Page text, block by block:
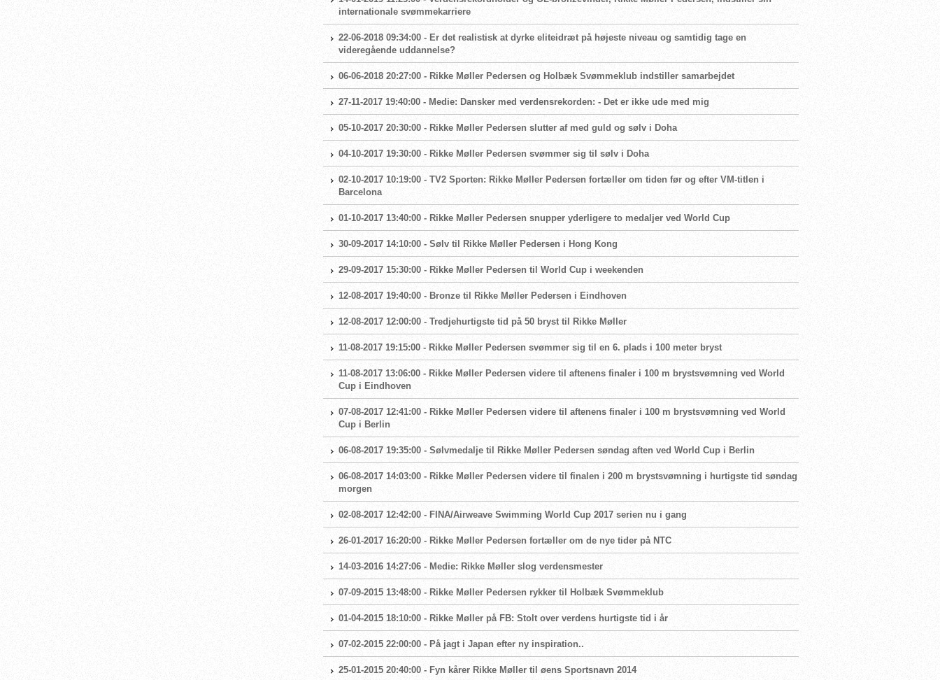
internationale svømmekarriere
22-06-2018 09:34:00 - Er det realistisk at dyrke eliteidræt på højeste niveau og samtidig tage en
videregående uddannelse?
06-06-2018 20:27:00 - Rikke Møller Pedersen og Holbæk Svømmeklub indstiller samarbejdet
27-11-2017 19:40:00 - Medie: Dansker med verdensrekorden: - Det er ikke ude med mig
05-10-2017 20:30:00 - Rikke Møller Pedersen slutter af med guld og sølv i Doha
04-10-2017 19:30:00 - Rikke Møller Pedersen svømmer sig til sølv i Doha
02-10-2017 10:19:00 - TV2 Sporten: Rikke Møller Pedersen fortæller om tiden før og efter VM-titlen i
Barcelona
01-10-2017 13:40:00 - Rikke Møller Pedersen snupper yderligere to medaljer ved World Cup
30-09-2017 14:10:00 - Sølv til Rikke Møller Pedersen i Hong Kong
29-09-2017 15:30:00 - Rikke Møller Pedersen til World Cup i weekenden
12-08-2017 19:40:00 - Bronze til Rikke Møller Pedersen i Eindhoven
12-08-2017 12:00:00 - Tredjehurtigste tid på 50 bryst til Rikke Møller
11-08-2017 19:15:00 - Rikke Møller Pedersen svømmer sig til en 6. plads i 100 meter bryst
11-08-2017 13:06:00 - Rikke Møller Pedersen videre til aftenens finaler i 100 m brystsvømning ved World
Cup i Eindhoven
07-08-2017 12:41:00 - Rikke Møller Pedersen videre til aftenens finaler i 100 m brystsvømning ved World
Cup i Berlin
06-08-2017 19:35:00 - Sølvmedalje til Rikke Møller Pedersen søndag aften ved World Cup i Berlin
06-08-2017 14:03:00 - Rikke Møller Pedersen videre til finalen i 200 m brystsvømning i hurtigste tid søndag
morgen
02-08-2017 12:42:00 - FINA/Airweave Swimming World Cup 2017 serien nu i gang
26-01-2017 16:20:00 - Rikke Møller Pedersen fortæller om de nye tider på NTC
14-03-2016 14:27:06 - Medie: Rikke Møller slog verdensmester
07-09-2015 13:48:00 - Rikke Møller Pedersen rykker til Holbæk Svømmeklub
01-04-2015 18:10:00 - Rikke Møller på FB: Stolt over verdens hurtigste tid i år
07-02-2015 22:00:00 - På jagt i Japan efter ny inspiration..
25-01-2015 20:40:00 - Fyn kårer Rikke Møller til øens Sportsnavn 2014